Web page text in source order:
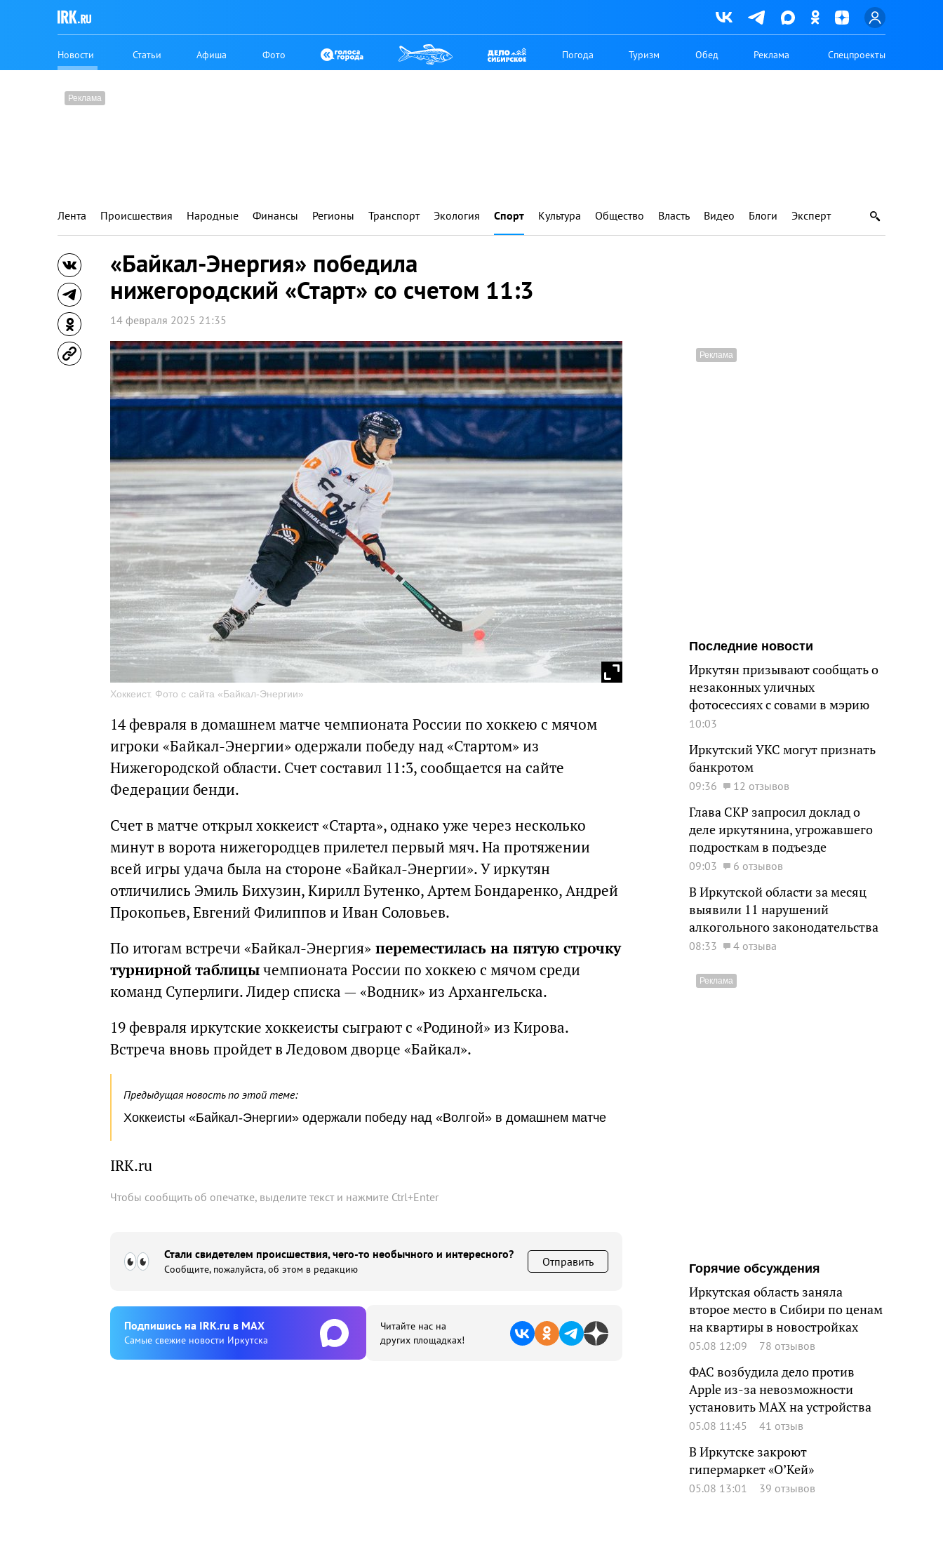
Новости Статьи Афиша Фото Погода Туризм Обед Реклама Спецпроекты
Лента Происшествия Народные Финансы Регионы Транспорт Экология Спорт Культура Общество Власть Видео Блоги Эксперт
«Байкал-Энергия» победила
нижегородский «Старт» со счетом 11:3
14 февраля 2025 21:35
Хоккеист. Фото с сайта «Байкал-Энергии»
14 февраля в домашнем матче чемпионата России по хоккею с мячом
игроки «Байкал-Энергии» одержали победу над «Стартом» из
Нижегородской области. Счет составил 11:3, сообщается на сайте
Федерации бенди.
Счет в матче открыл хоккеист «Старта», однако уже через несколько
минут в ворота нижегородцев прилетел первый мяч. На протяжении
всей игры удача была на стороне «Байкал-Энергии». У иркутян
отличились Эмиль Бихузин, Кирилл Бутенко, Артем Бондаренко, Андрей
Прокопьев, Евгений Филиппов и Иван Соловьев.
По итогам встречи «Байкал-Энергия» переместилась на пятую строчку
турнирной таблицычемпионата России по хоккею с мячом среди
команд Суперлиги. Лидер списка — «Водник» из Архангельска.
19 февраля иркутские хоккеисты сыграют с «Родиной» из Кирова.
Встреча вновь пройдет в Ледовом дворце «Байкал».
Предыдущая новость по этой теме:
Хоккеисты «Байкал-Энергии» одержали победу над «Волгой» в домашнем матче
IRK.ru
Чтобы сообщить об опечатке, выделите текст и нажмите Ctrl+Enter
Стали свидетелем происшествия, чего-то необычного и интересного?
Сообщите, пожалуйста, об этом в редакцию
Отправить
Подпишиcь на IRK.ru в MAX
Cамые свежие новости Иркутска
Читайте нас на
других площадках!
Последние новости
Иркутян призывают сообщать о
незаконных уличных
фотосессиях с совами в мэрию
10:03
Иркутский УКС могут признать
банкротом
09:36 12 отзывов
Глава СКР запросил доклад о
деле иркутянина, угрожавшего
подросткам в подъезде
09:03 6 отзывов
В Иркутской области за месяц
выявили 11 нарушений
алкогольного законодательства
08:33 4 отзыва
Горячие обсуждения
Иркутская область заняла
второе место в Сибири по ценам
на квартиры в новостройках
05.08 12:09 78 отзывов
ФАС возбудила дело против
Apple из-за невозможности
установить MAX на устройства
05.08 11:45 41 отзыв
В Иркутске закроют
гипермаркет «О’Кей»
05.08 13:01 39 отзывов